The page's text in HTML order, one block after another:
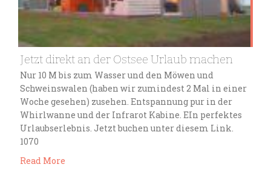
Jetzt direkt an der Ostsee Urlaub machen
Nur 10 M bis zum Wasser und den Möwen und
Schweinswalen (haben wir zumindest 2 Mal in einer
Woche gesehen) zusehen. Entspannung pur in der
Whirlwanne und der Infrarot Kabine. EIn perfektes
Urlaubserlebnis. Jetzt buchen unter diesem Link.
1070
Read More